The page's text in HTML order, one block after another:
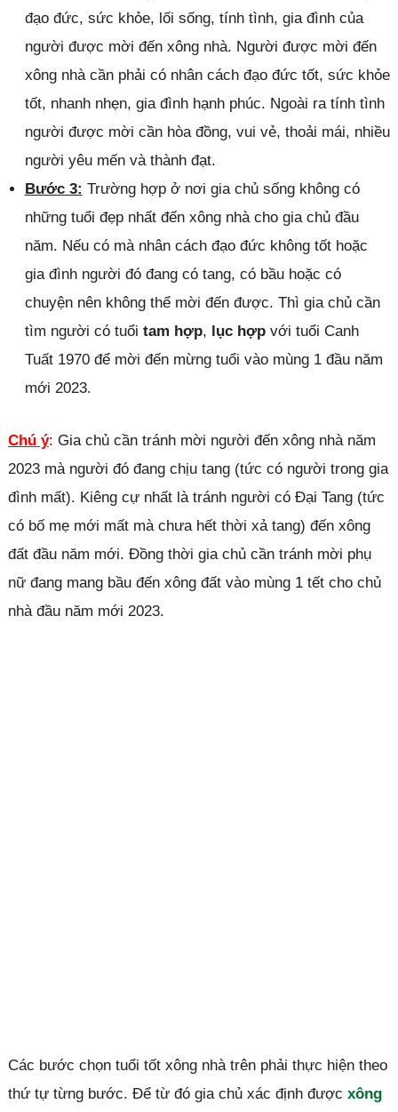
đạo đức, sức khỏe, lối sống, tính tình, gia đình của
người được mời đến xông nhà. Người được mời đến
xông nhà cần phải có nhân cách đạo đức tốt, sức khỏe
tốt, nhanh nhẹn, gia đình hạnh phúc. Ngoài ra tính tình
người được mời cần hòa đồng, vui vẻ, thoải mái, nhiều
người yêu mến và thành đạt.
Bước 3: Trường hợp ở nơi gia chủ sống không có
những tuổi đẹp nhất đến xông nhà cho gia chủ đầu
năm. Nếu có mà nhân cách đạo đức không tốt hoặc
gia đình người đó đang có tang, có bầu hoặc có
chuyện nên không thể mời đến được. Thì gia chủ cần
tìm người có tuổi tam hợp, lục hợpvới tuổi Canh
Tuất 1970 để mời đến mừng tuổi vào mùng 1 đầu năm
mới 2023.
Chú ý: Gia chủ cần tránh mời người đến xông nhà năm
2023 mà người đó đang chịu tang (tức có người trong gia
đình mất). Kiêng cự nhất là tránh người có Đại Tang (tức
có bố mẹ mới mất mà chưa hết thời xả tang) đến xông
đất đầu năm mới. Đồng thời gia chủ cần tránh mời phụ
nữ đang mang bầu đến xông đất vào mùng 1 tết cho chủ
nhà đầu năm mới 2023.
Các bước chọn tuổi tốt xông nhà trên phải thực hiện theo
thứ tự từng bước. Để từ đó gia chủ xác định được xông